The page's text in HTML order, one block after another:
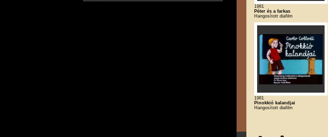
1981
Péter és a farkas
Hangosított diafilm
1981
Pinokkió kalandjai
Hangosított diafilm